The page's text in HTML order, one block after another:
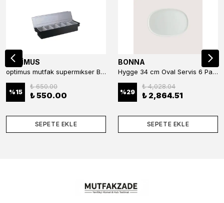
OPTİMUS
optimus mutfak supermıkser Bar Konteyner 6'lı 50×16×9 cm Kapaklı Polikarbon Organizer Bar & Kafe
%15
₺ 650.00
₺ 550.00
SEPETE EKLE
BONNA
Hygge 34 cm Oval Servis 6 Parça
%29
₺ 4,028.04
₺ 2,864.51
SEPETE EKLE